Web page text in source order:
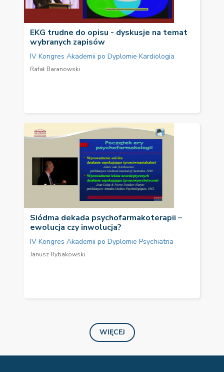
EKG trudne do opisu - dyskusje na temat
wybranych zapisów
IV Kongres Akademii po Dyplomie Kardiologia
Rafał Baranowski
Siódma dekada psychofarmakoterapii –
ewolucja czy inwolucja?
IV Kongres Akademii po Dyplomie Psychiatria
Janusz Rybakowski
WIĘCEJ